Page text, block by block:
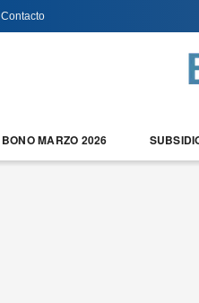
Contacto
BONO MARZO 2026